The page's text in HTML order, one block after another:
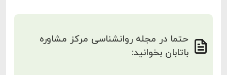
حتما در مجله روانشناسی مرکز مشاوره
باتابان بخوانید: